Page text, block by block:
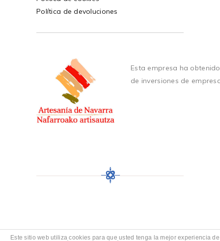
Política de devoluciones
Esta empresa ha
de inversiones de
Este sitio web utiliza cookies para que usted tenga la mejor experiencia de